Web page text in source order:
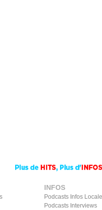
INFOS
Podcasts Infos
Podcasts Interviews